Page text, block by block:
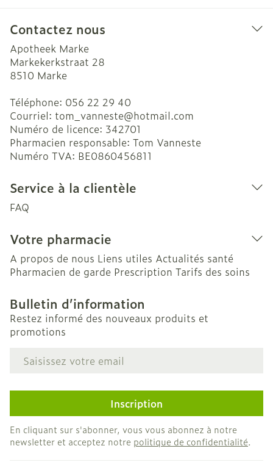
Contactez nous
Apotheek Marke
Markekerkstraat 28
8510 Marke
Téléphone: 056 22 29 40
Courriel: tom_vanneste@hotmail.com
Numéro de licence: 342701
Pharmacien responsable: Tom Vanneste
Numéro TVA: BE0860456811
Service à la clientèle
FAQ
Votre pharmacie
A propos de nous Liens utiles Actualités santé
Pharmacien de garde Prescription Tarifs des soins
Bulletin d’information
Restez informé des nouveaux produits et
promotions
Adresse mail
Inscription
En cliquant sur s'abonner, vous vous abonnez à notre
newsletter et acceptez notre politique de confidentialité.